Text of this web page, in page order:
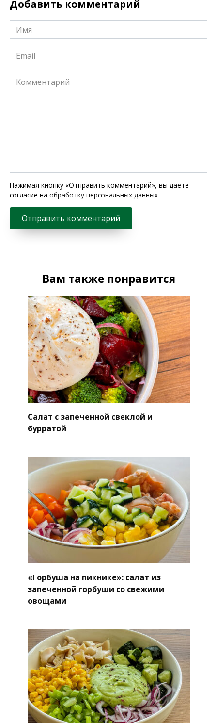
Добавить комментарий
Имя
*
Email
*
Комментарий
Нажимая кнопку «Отправить комментарий», вы даете
согласие на обработку персональных данных.
Вам также понравится
Салат с запеченной свеклой и
бурратой
«Горбуша на пикнике»: салат из
запеченной горбуши со свежими
овощами